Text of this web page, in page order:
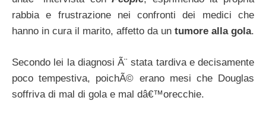
rabbia e frustrazione nei confronti dei medici che
hanno in cura il marito, affetto da un tumore alla gola.
Secondo lei la diagnosi Ã¨ stata tardiva e decisamente
poco tempestiva, poichÃ© erano mesi che Douglas
soffriva di mal di gola e mal dâ€™orecchie.